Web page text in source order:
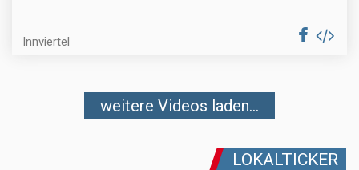
Innviertel
weitere Videos laden...
LOKALTICKER